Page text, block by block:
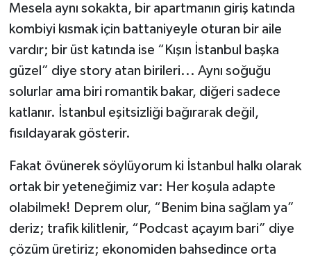
Mesela aynı sokakta, bir apartmanın giriş katında
kombiyi kısmak için battaniyeyle oturan bir aile
vardır; bir üst katında ise “Kışın İstanbul başka
güzel” diye story atan birileri... Aynı soğuğu
solurlar ama biri romantik bakar, diğeri sadece
katlanır. İstanbul eşitsizliği bağırarak değil,
fısıldayarak gösterir.
Fakat övünerek söylüyorum ki İstanbul halkı olarak
ortak bir yeteneğimiz var: Her koşula adapte
olabilmek! Deprem olur, “Benim bina sağlam ya”
deriz; trafik kilitlenir, “Podcast açayım bari” diye
çözüm üretiriz; ekonomiden bahsedince orta